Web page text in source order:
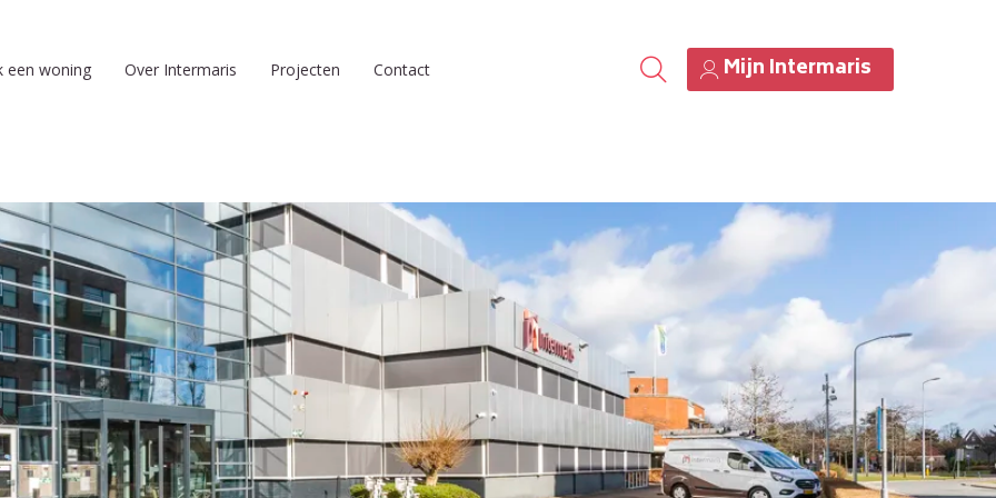
een woning Over Intermaris Projecten Contact Mijn Intermaris